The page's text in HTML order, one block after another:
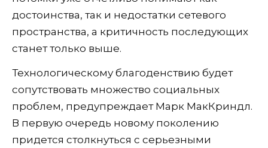
достоинства, так и недостатки сетевого
пространства, а критичность последующих
станет только выше.
Технологическому благоденствию будет
сопутствовать множество социальных
проблем, предупреждает Марк МакКриндл.
В первую очередь новому поколению
придется столкнуться с серьезными